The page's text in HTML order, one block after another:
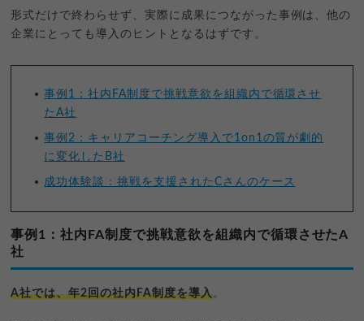
形式だけで終わらせず、実際に成果につながった事例は、他の
企業にとっても導入のヒントとなるはずです。
事例1：社内FA制度で挑戦意欲を組織内で循環させ
たA社
事例2：キャリアコーチング導入で1on1の質が劇的
に変化したB社
成功体験談：挑戦を支援されたCさんのケース
事例1：社内FA制度で挑戦意欲を組織内で循環させたA
社
A社では、年2回の社内FA制度を導入。